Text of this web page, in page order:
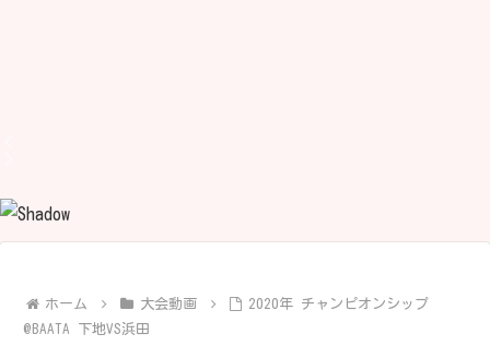
ホーム 大会動画
2020年 チャンピオンシップ
@BAATA 下地VS浜田